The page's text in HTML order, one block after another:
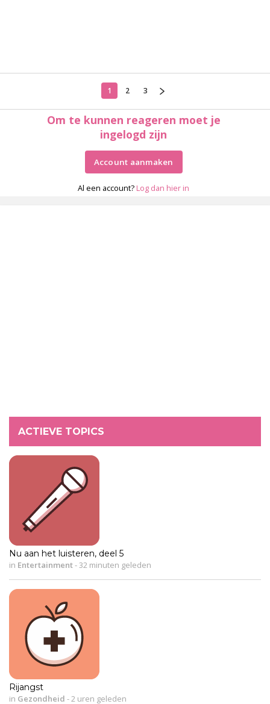
1 2 3
Om te kunnen reageren moet je
ingelogd zijn
Account aanmaken
Al een account? Log dan hier in
ACTIEVE TOPICS
Nu aan het luisteren, deel 5
in Entertainment-32 minuten geleden
Rijangst
in Gezondheid -2 uren geleden